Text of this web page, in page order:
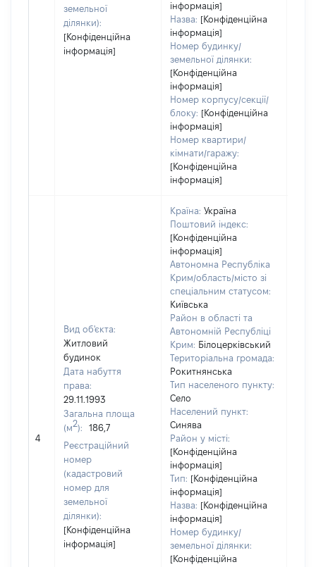
земельної
ділянки):
[Конфіденційна
інформація]
інформація]
Назва: [Конфіденційна
інформація]
Номер будинку/
земельної ділянки:
[Конфіденційна
інформація]
Номер корпусу/секції/
блоку: [Конфіденційна
інформація]
Номер квартири/
кімнати/гаражу:
[Конфіденційна
інформація]
4
Вид об'єкта:
Житловий
будинок
Дата набуття
права:
29.11.1993
Загальна площа
(м2):
186,7
Реєстраційний
номер
(кадастровий
номер для
земельної
ділянки):
[Конфіденційна
інформація]
Країна: Україна
Поштовий індекс:
[Конфіденційна
інформація]
Автономна Республіка
Крим/область/місто зі
спеціальним статусом:
Київська
Район в області та
Автономній Республіці
Крим: Білоцерківський
Територіальна громада:
Рокитнянська
Тип населеного пункту:
Село
Населений пункт:
Синява
Район у місті:
[Конфіденційна
інформація]
Тип: [Конфіденційна
інформація]
Назва: [Конфіденційна
інформація]
Номер будинку/
земельної ділянки:
[Конфіденційна